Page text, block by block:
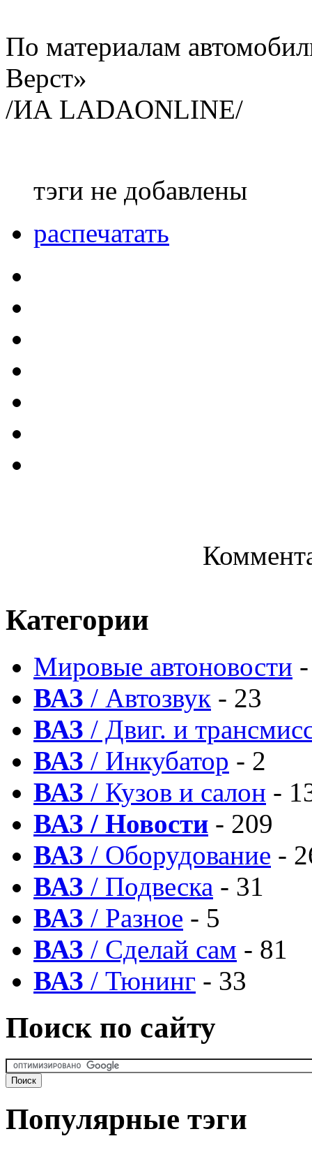
По материалам
Верст»
/ИА LADAONLINE/
тэги не добавлены
распечатать
Категории
Мировые автоновости
ВАЗ / Автозвук - 23
ВАЗ / Двиг. и
ВАЗ / Инкубатор - 2
ВАЗ / Кузов и салон -
ВАЗ / Новости - 209
ВАЗ / Оборудование -
ВАЗ / Подвеска - 31
ВАЗ / Разное - 5
ВАЗ / Сделай сам - 81
ВАЗ / Тюнинг - 33
Поиск по сайту
Популярные тэги